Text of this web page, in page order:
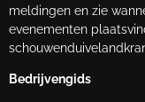
meldingen en zie
evenementen
Bedrijvengids